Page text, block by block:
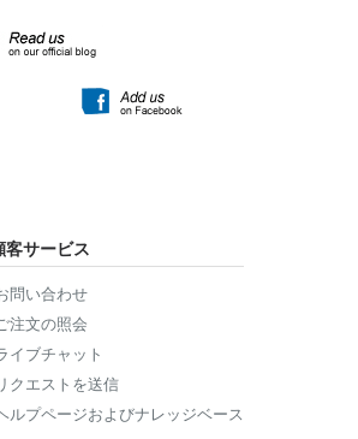
客サービス
問い合わせ
注文の照会
イブチャット
クエストを送信
ルプページおよびナレッジベース